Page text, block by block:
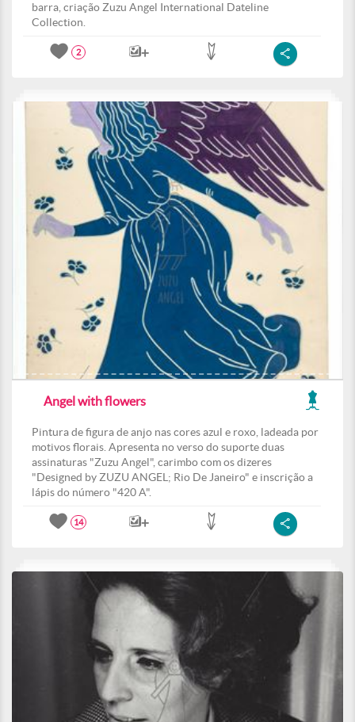
barra, criação Zuzu Angel International Dateline
Collection.
2
Angel with flowers
Pintura de figura de anjo nas cores azul e roxo, ladeada por
motivos florais. Apresenta no verso do suporte duas
assinaturas "Zuzu Angel", carimbo com os dizeres
"Designed by ZUZU ANGEL; Rio De Janeiro" e inscrição a
lápis do número "420 A".
14